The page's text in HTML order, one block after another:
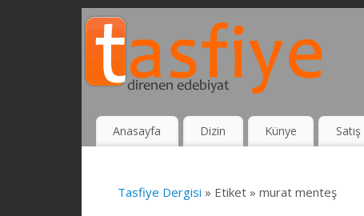
Anasayfa Dizin Künye
Tasfiye Dergisi » Etiket » murat menteş